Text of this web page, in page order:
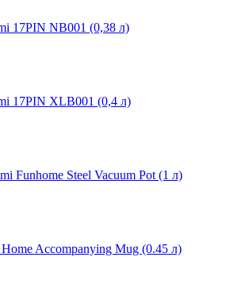
17PIN NB001 (0,38 л)
17PIN XLB001 (0,4 л)
Funhome Steel Vacuum Pot (1 л)
Accompanying Mug (0.45 л)